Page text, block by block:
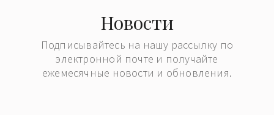
Новости
Подписывайтесь на нашу рассылку по
электронной почте и получайте
ежемесячные новости и обновления.